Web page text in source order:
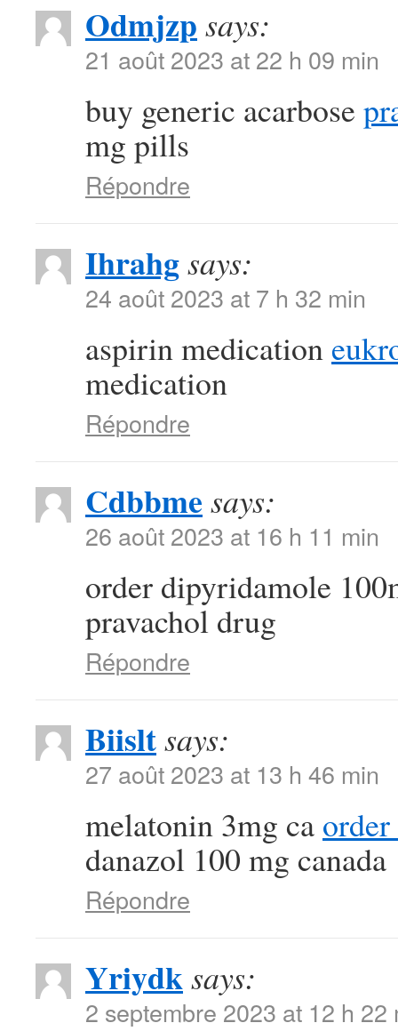
Odmjzp says:
21 août 2023 at 22 h 09 min
buy generic acarbose
mg pills
Répondre
Ihrahgsays:
24 août 2023 at 7 h 32 min
aspirin medication
medication
Répondre
Cdbbme says:
26 août 2023 at 16 h 11 min
order dipyridamole
pravachol drug
Répondre
Biisltsays:
27 août 2023 at 13 h 46 min
melatonin 3mg ca
danazol 100 mg canada
Répondre
Yriydksays:
2 septembre 2023 at 12 h 22